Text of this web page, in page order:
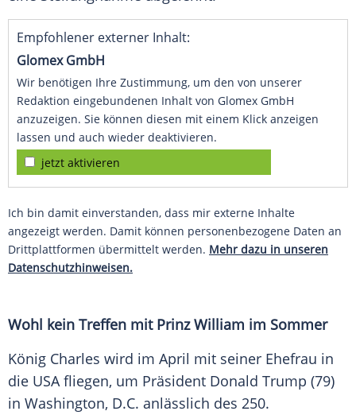
Empfohlener externer Inhalt:
Glomex GmbH
Wir benötigen Ihre Zustimmung, um den von unserer
Redaktion eingebundenen Inhalt von Glomex GmbH
anzuzeigen. Sie können diesen mit einem Klick anzeigen
lassen und auch wieder deaktivieren.
jetzt aktivieren
Ich bin damit einverstanden, dass mir externe Inhalte
angezeigt werden. Damit können personenbezogene Daten an
Drittplattformen übermittelt werden. Mehr dazu in unseren
Datenschutzhinweisen.
Wohl kein Treffen mit Prinz William im Sommer
König Charles wird im April mit seiner Ehefrau in
die USA fliegen, um Präsident Donald Trump (79)
in Washington, D.C. anlässlich des 250.